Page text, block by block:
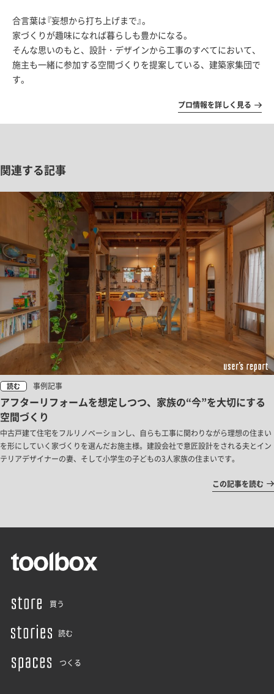
合言葉は『妄想から打ち上げまで』。
家づくりが趣味になれば暮らしも豊かになる。
そんな思いのもと、設計・デザインから工事のすべてにおいて、
施主も一緒に参加する空間づくりを提案している、建築家集団で
す。
プロ情報を詳しく見る
関連する記事
読む 事例記事
アフターリフォームを想定しつつ、家族の“今”を大切にする
空間づくり
中古戸建て住宅をフルリノベーションし、自らも工事に関わりながら理想の住まい
を形にしていく家づくりを選んだお施主様。建設会社で意匠設計をされる夫とイン
テリアデザイナーの妻、そして小学生の子どもの3人家族の住まいです。
この記事を読む
買う
読む
つくる